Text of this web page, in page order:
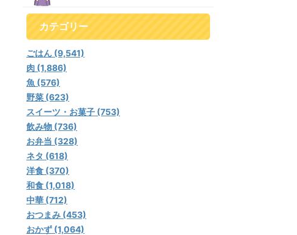
カテゴリー
ごはん (9,541)
肉 (1,886)
魚 (576)
野菜 (623)
スイーツ・お菓子 (753)
飲み物 (736)
お弁当 (328)
ネタ (618)
洋食 (370)
和食 (1,018)
中華 (712)
おつまみ (453)
おかず (1,064)